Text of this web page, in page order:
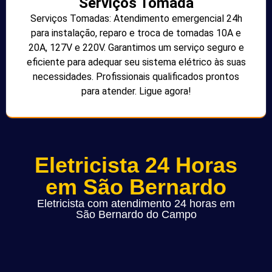
Serviços Tomadas: Atendimento emergencial 24h
para instalação, reparo e troca de tomadas 10A e
20A, 127V e 220V. Garantimos um serviço seguro e
eficiente para adequar seu sistema elétrico às suas
necessidades. Profissionais qualificados prontos
para atender. Ligue agora!
Eletricista 24 Horas
em São Bernardo
Eletricista com atendimento 24 horas em
São Bernardo do Campo